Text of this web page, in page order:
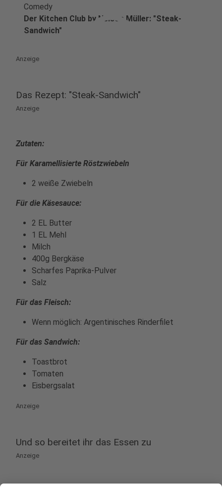
play_circle
Comedy
Der Kitchen Club by Nelson Müller: "Steak-
Sandwich"
Anzeige
Das Rezept: "Steak-Sandwich"
Anzeige
Zutaten:
Für Karamellisierte Röstzwiebeln
2 weiße Zwiebeln
Für die Käsesauce:
2 EL Butter
1 EL Mehl
Milch
400g Bergkäse
Scharfes Paprika-Pulver
Salz
Für das Fleisch:
Wenn möglich: Argentinisches Rinderfilet
Für das Sandwich:
Toastbrot
Tomaten
Eisbergsalat
Anzeige
Und so bereitet ihr das Essen zu
Anzeige